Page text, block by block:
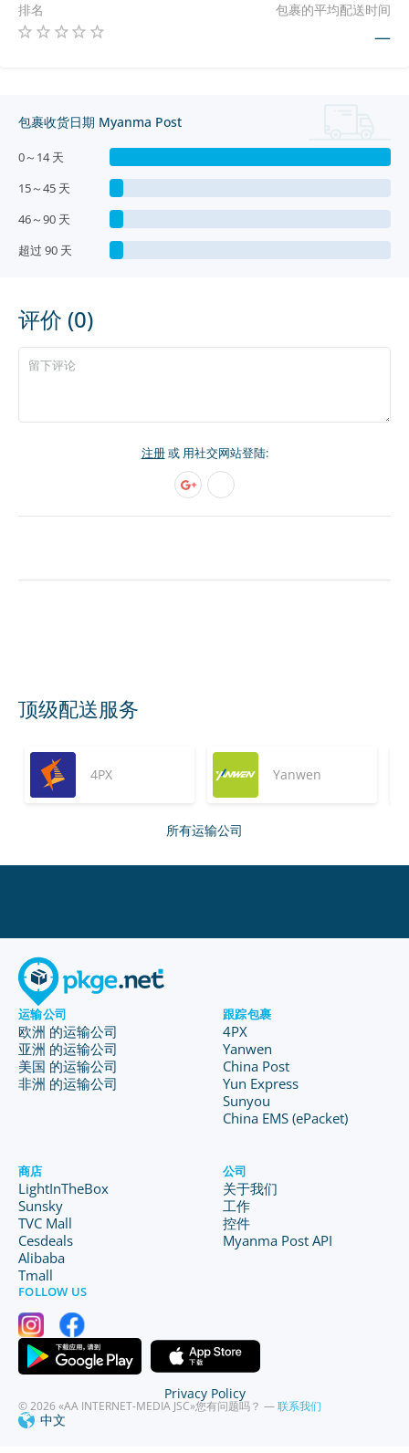
排名 包裹的平均配送时间
—
包裹收货日期 Myanma Post
0～14 天
15～45 天
46～90 天
超过 90 天
评价 (0)
注册或 用社交网站登陆:
顶级配送服务
4PX Yanwen
所有运输公司
运输公司
欧洲 的运输公司
亚洲 的运输公司
美国 的运输公司
非洲 的运输公司
跟踪包裹
4PX
Yanwen
China Post
Yun Express
Sunyou
China EMS (ePacket)
商店
LightInTheBox
Sunsky
TVC Mall
Cesdeals
Alibaba
Tmall
公司
关于我们
工作
控件
Myanma Post API
FOLLOW US
© 2026 «AA INTERNET-MEDIA JSC»您有问题吗？ —联系我们
中文
Privacy Policy